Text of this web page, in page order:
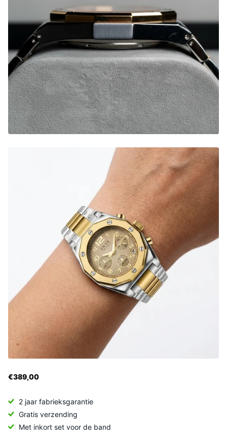
€389,00
2 jaar fabrieksgarantie
Gratis verzending
Met inkort set voor de band